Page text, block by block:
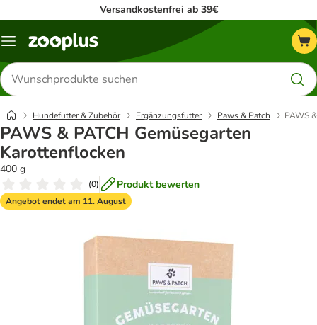
Versandkostenfrei ab 39€
Menü
Produkte
suchen
Hundefutter & Zubehör Ergänzungsfutter Paws & Patch PAWS
PAWS & PATCH Gemüsegarten
Karottenflocken
400 g
(0) Produkt bewerten
Angebot endet am 11. August